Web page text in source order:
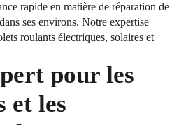
rapide en matière de réparation de
ses environs. Notre expertise
roulants électriques, solaires et
pour les
et les